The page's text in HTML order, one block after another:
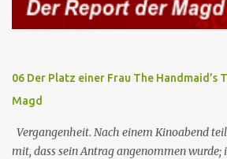
Dreamer beschließen, die Außerirdischen
heranzukommen, und dank einer Vision
06 Der Platz einer Frau The Handmaid’s
Magd
Vergangenheit. Nach einem Kinoabend
mit, dass sein Antrag angenommen wurde;